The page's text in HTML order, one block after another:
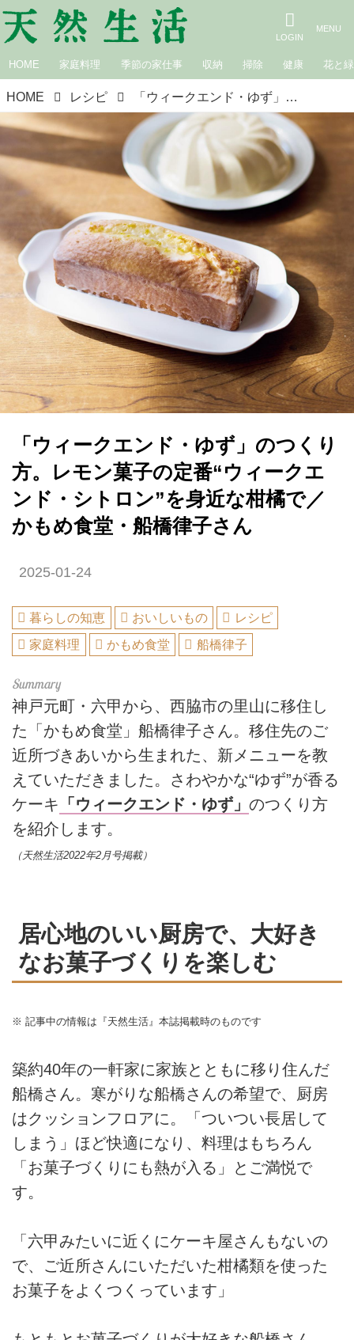
HOME 家庭料理 季節の家仕事 収納 掃除 健康 花と緑
HOME レシピ 「ウィークエンド・ゆず」のつくり方。レモン菓子の定番“ウィークエンド・シトロン”を身近な柑橘で／かもめ食堂・船橋律子さん
「ウィークエンド・ゆず」のつくり
方。レモン菓子の定番“ウィークエ
ンド・シトロン”を身近な柑橘で／
かもめ食堂・船橋律子さん
2025-01-24
暮らしの知恵 おいしいもの
レシピ
家庭料理
かもめ食堂 船橋律子
神戸元町・六甲から、西脇市の里山に移住し
た「かもめ食堂」船橋律子さん。移住先のご
近所づきあいから生まれた、新メニューを教
えていただきました。さわやかな“ゆず”が香る
ケーキ 「ウィークエンド・ゆず」 のつくり方
を紹介します。
（天然生活2022年2月号掲載）
居心地のいい厨房で、大好き
なお菓子づくりを楽しむ
※ 記事中の情報は『天然生活』本誌掲載時のものです
築約40年の一軒家に家族とともに移り住んだ
船橋さん。寒がりな船橋さんの希望で、厨房
はクッションフロアに。「ついつい長居して
しまう」ほど快適になり、料理はもちろん
「お菓子づくりにも熱が入る」とご満悦で
す。
「六甲みたいに近くにケーキ屋さんもないの
で、ご近所さんにいただいた柑橘類を使った
お菓子をよくつくっています」